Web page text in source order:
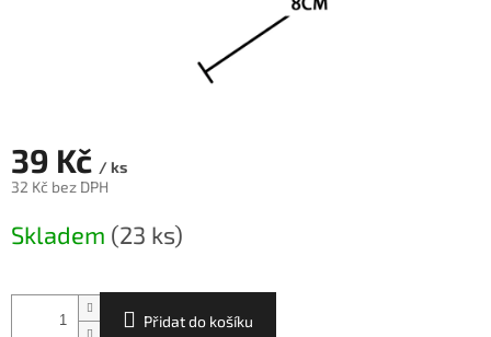
39 Kč / ks
32 Kč bez DPH
cena:
Skladem (23 ks)
Přidat do košíku